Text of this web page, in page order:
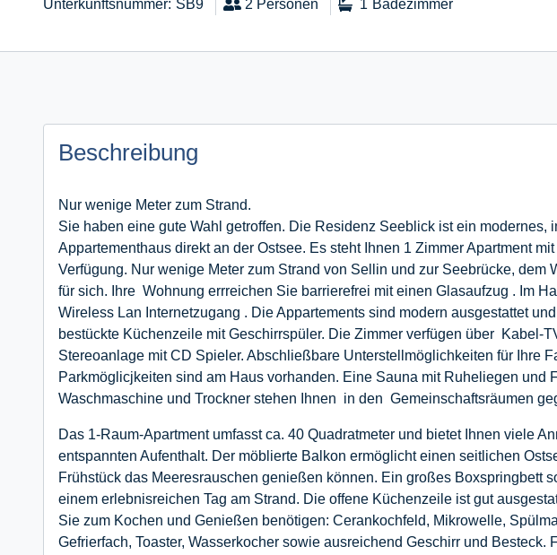
Unterkunftsnummer SB9 Personen
2 Badezimmer
1
Beschreibung
Nur wenige Meter zum Strand.
Sie haben eine gute Wahl getroffen. Die Residenz Seeblick ist ein modernes,
Appartementhaus direkt an der Ostsee. Es steht Ihnen 1 Zimmer Apartment
Verfügung. Nur wenige Meter zum Strand von Sellin und zur Seebrücke, dem
für sich. Ihre Wohnung errreichen Sie barrierefrei mit einen Glasaufzug . Im
Wireless Lan Internetzugang . Die Appartements sind modern ausgestattet
bestückte Küchenzeile mit Geschirrspüler. Die Zimmer verfügen über Kabel-
Stereoanlage mit CD Spieler. Abschließbare Unterstellmöglichkeiten für Ihre
Parkmöglicjkeiten sind am Haus vorhanden. Eine Sauna mit Ruheliegen und
Waschmaschine und Trockner stehen Ihnen in den Gemeinschaftsräumen
Das 1-Raum-Apartment umfasst ca. 40 Quadratmeter und bietet Ihnen viele
entspannten Aufenthalt. Der möblierte Balkon ermöglicht einen seitlichen
Frühstück das Meeresrauschen genießen können. Ein großes Boxspringbett
einem erlebnisreichen Tag am Strand. Die offene Küchenzeile ist gut
Sie zum Kochen und Genießen benötigen: Cerankochfeld, Mikrowelle,
Gefrierfach, Toaster, Wasserkocher sowie ausreichend Geschirr und Besteck.